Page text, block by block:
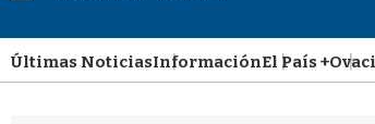
u
Últimas NoticiasInformaciónEl País +